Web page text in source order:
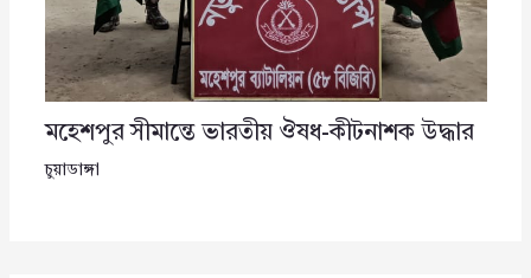
মহেশপুর সীমান্তে ভারতীয় ঔষধ-কীটনাশক উদ্ধার
চুয়াডাঙ্গা